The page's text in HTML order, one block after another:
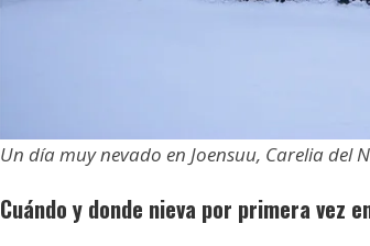
Un día muy nevado en Joensuu, Carelia del
Cuándo y donde nieva por primera vez